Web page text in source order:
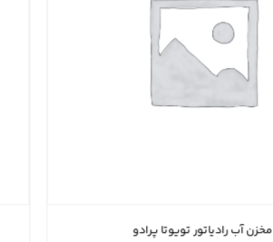
مخزن آب رادیاتور تویوتا پرادو